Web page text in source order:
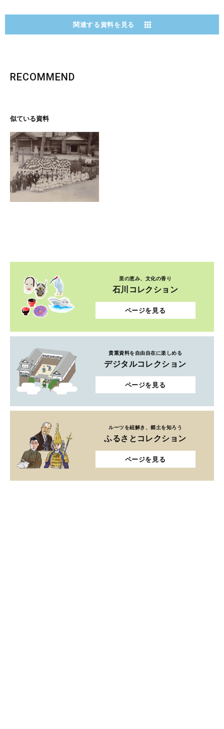
関連する資料を見る
RECOMMEND
似ている資料
里の恵み、文化の香り
石川コレクション
ページを見る
貴重資料を自由自在に楽しめる
デジタルコレクション
ページを見る
ルーツを紐解き、郷土を知ろう
ふるさとコレクション
ページを見る